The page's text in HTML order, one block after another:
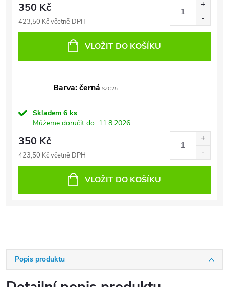
350 Kč
423,50 Kč včetně DPH
VLOŽIT DO KOŠÍKU
Barva: černá SZC25
Skladem 6 ks
Můžeme doručit do 11.8.2026
350 Kč
423,50 Kč včetně DPH
VLOŽIT DO KOŠÍKU
Popis produktu